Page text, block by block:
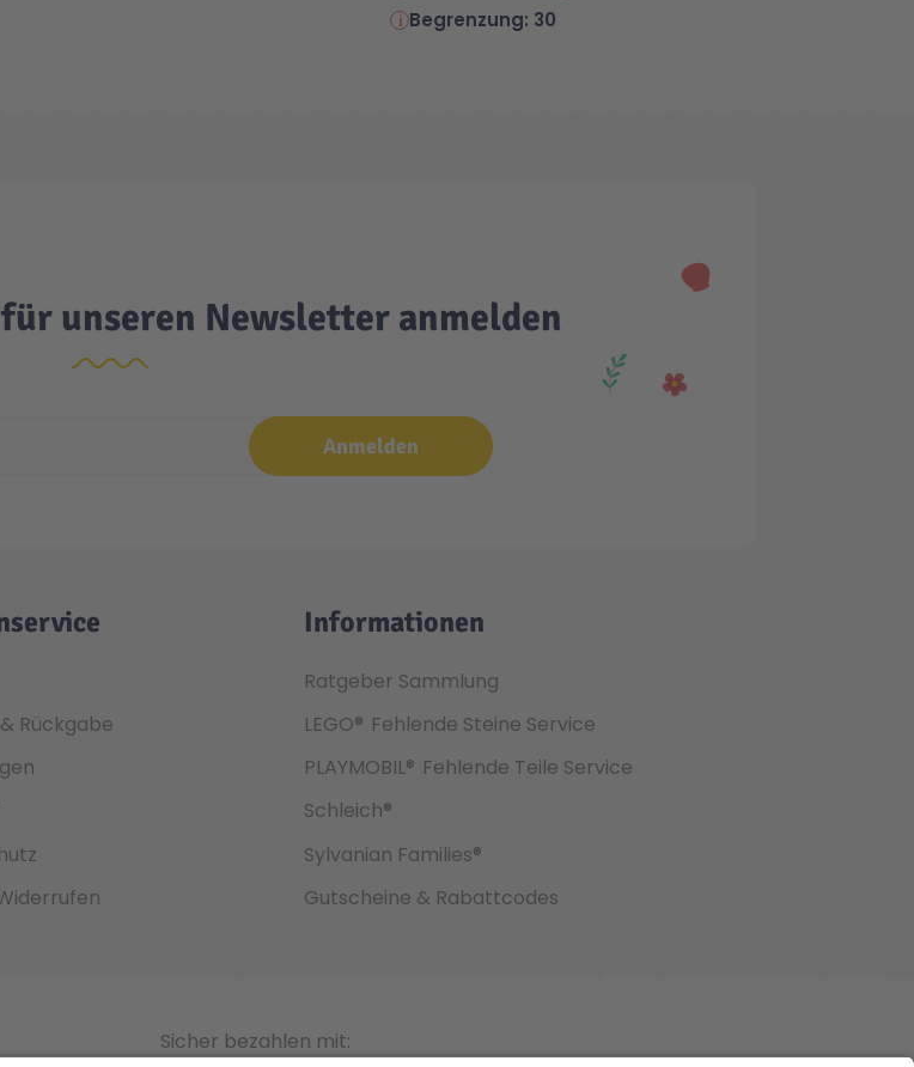
Begrenzung: 30
unseren Newsletter anmelden
Anmelden
Rückgabe
Informationen
Ratgeber Sammlung
LEGO® Fehlende Steine Service
PLAYMOBIL® Fehlende Teile Service
Schleich®
Sylvanian Families®
Gutscheine & Rabattcodes
Sicher bezahlen mit: